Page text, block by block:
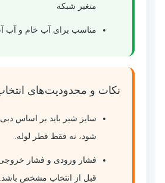
متغیر شبکه
مناسب برای آب خام و آب
نکات و محدودیت‌های
سایز شیر باید بر اساس
شود، نه فقط قطر لوله.
فشار ورودی و فشار خروجی
قبل از انتخاب مشخص باشد.